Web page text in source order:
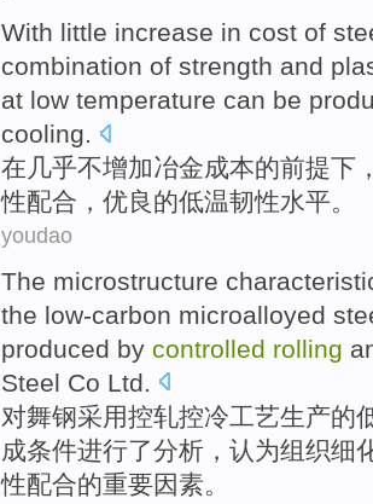
With little increase in cost of
combination of strength and
at low temperature can be
cooling.
在 几乎不增加冶金成本的前提下
性配合，优良的低温韧性水平。
youdao
The microstructure
the low-carbon microalloyed
produced by controlled rolling
Steel Co Ltd.
对舞钢采用控轧控冷工艺生产的
成条件进行了分析 ，认为组织细
性配合的重要因素。